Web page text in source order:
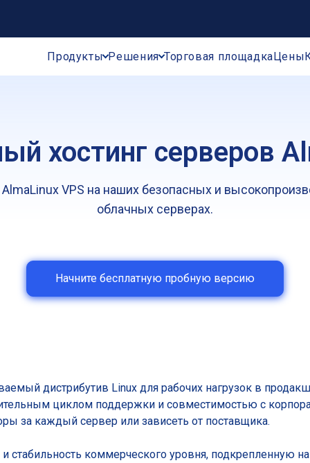
Продукты Решения Торговая площадкаЦены
хостинг серверов
VPS на наших безопасных и
облачных серверах.
Начните бесплатную пробную версию
дистрибутив Linux для рабочих нагрузок в
циклом поддержки и совместимостью с
за каждый сервер или зависеть от поставщика.
стабильность коммерческого уровня, подкрепленную